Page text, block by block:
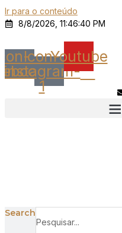
Ir para o conteúdo
8/8/2026, 11:46:40 PM
Icon-
instagram-
1
Youtube
Search